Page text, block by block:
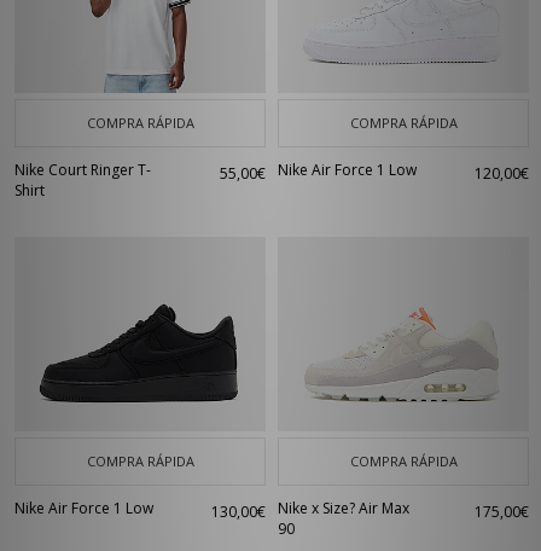
COMPRA RÁPIDA
Nike Court Ringer T-
Shirt
55,00€
COMPRA RÁPIDA
Nike Air Force 1 Low 120,00€
COMPRA RÁPIDA
Nike Air Force 1 Low 130,00€
COMPRA RÁPIDA
Nike x Size? Air Max
90
175,00€